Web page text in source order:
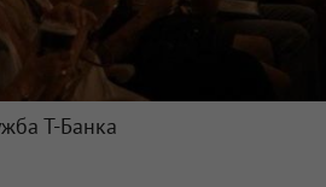
Т-Банка